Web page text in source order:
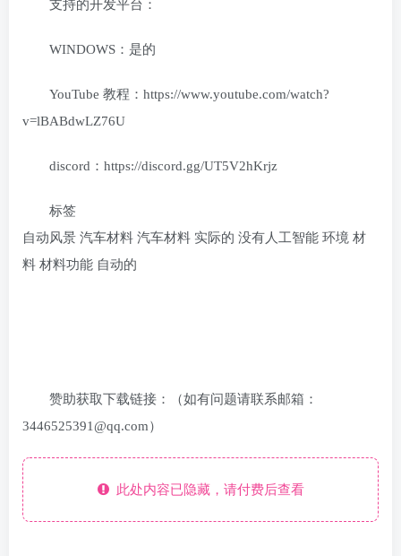
支持的开发平台：
WINDOWS：是的
YouTube 教程：https://www.youtube.com/watch?
v=lBABdwLZ76U
discord：https://discord.gg/UT5V2hKrjz
标签
自动风景 汽车材料 汽车材料 实际的 没有人工智能 环境 材
料 材料功能 自动的
赞助获取下载链接：（如有问题请联系邮箱：
3446525391@qq.com）
此处内容已隐藏，请付费后查看